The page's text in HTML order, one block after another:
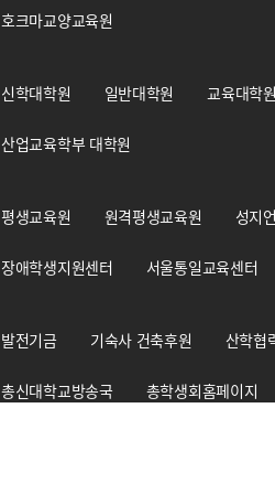
호크마교양교육원
신학대학원 일반대학원 교육대학원
산업교육학부 대학원
평생교육원 원격평생교육원 성지
장애학생지원센터 서울통일교육센터
발전기금 기숙사 건축후원 산학협
총신대학교방송국 총학생회홈페이지